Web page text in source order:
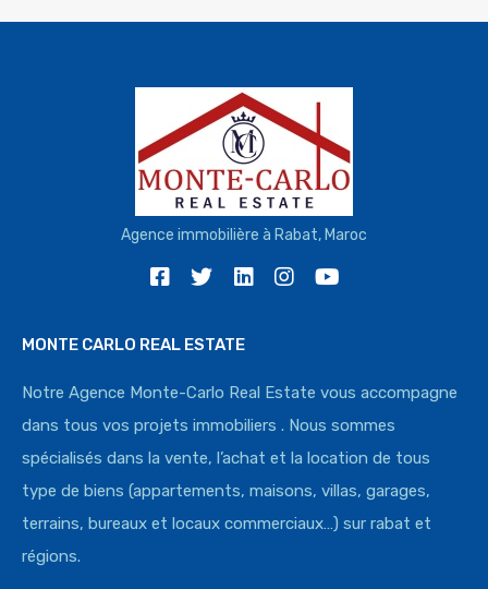
Agence immobilière à Rabat, Maroc
MONTE CARLO REAL ESTATE
Notre Agence Monte-Carlo Real Estate vous accompagne
dans tous vos projets immobiliers . Nous sommes
spécialisés dans la vente, l’achat et la location de tous
type de biens (appartements, maisons, villas, garages,
terrains, bureaux et locaux commerciaux…) sur rabat et
régions.